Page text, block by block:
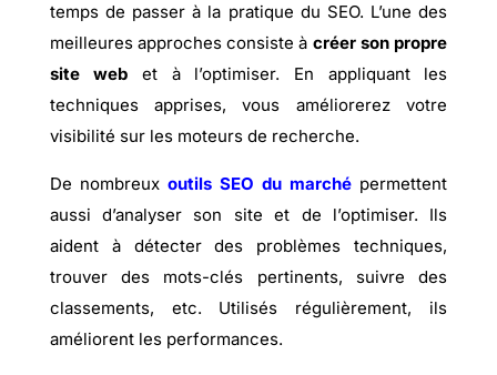
temps de passer à la pratique du SEO. L’une des
meilleures approches consiste à créer son propre
site web et à l’optimiser. En appliquant les
techniques apprises, vous améliorerez votre
visibilité sur les moteurs de recherche.
De nombreux outils SEO du marché permettent
aussi d’analyser son site et de l’optimiser. Ils
aident à détecter des problèmes techniques,
trouver des mots-clés pertinents, suivre des
classements, etc. Utilisés régulièrement, ils
améliorent les performances.